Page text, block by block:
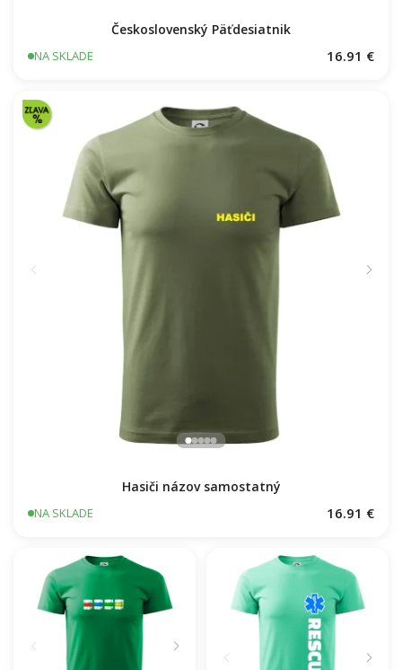
Československý Päťdesiatnik
NA SKLADE 16.91 €
Hasiči názov samostatný
NA SKLADE 16.91 €